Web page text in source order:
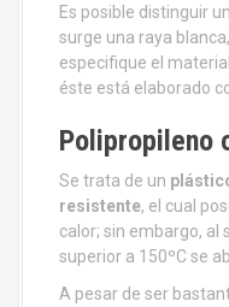
Es posible distinguir
surge una raya
especifique el
éste está elaborado
Polipropileno
Se trata de un
resistente, el cual
calor; sin embargo,
superior a 150ºC se
A pesar de ser